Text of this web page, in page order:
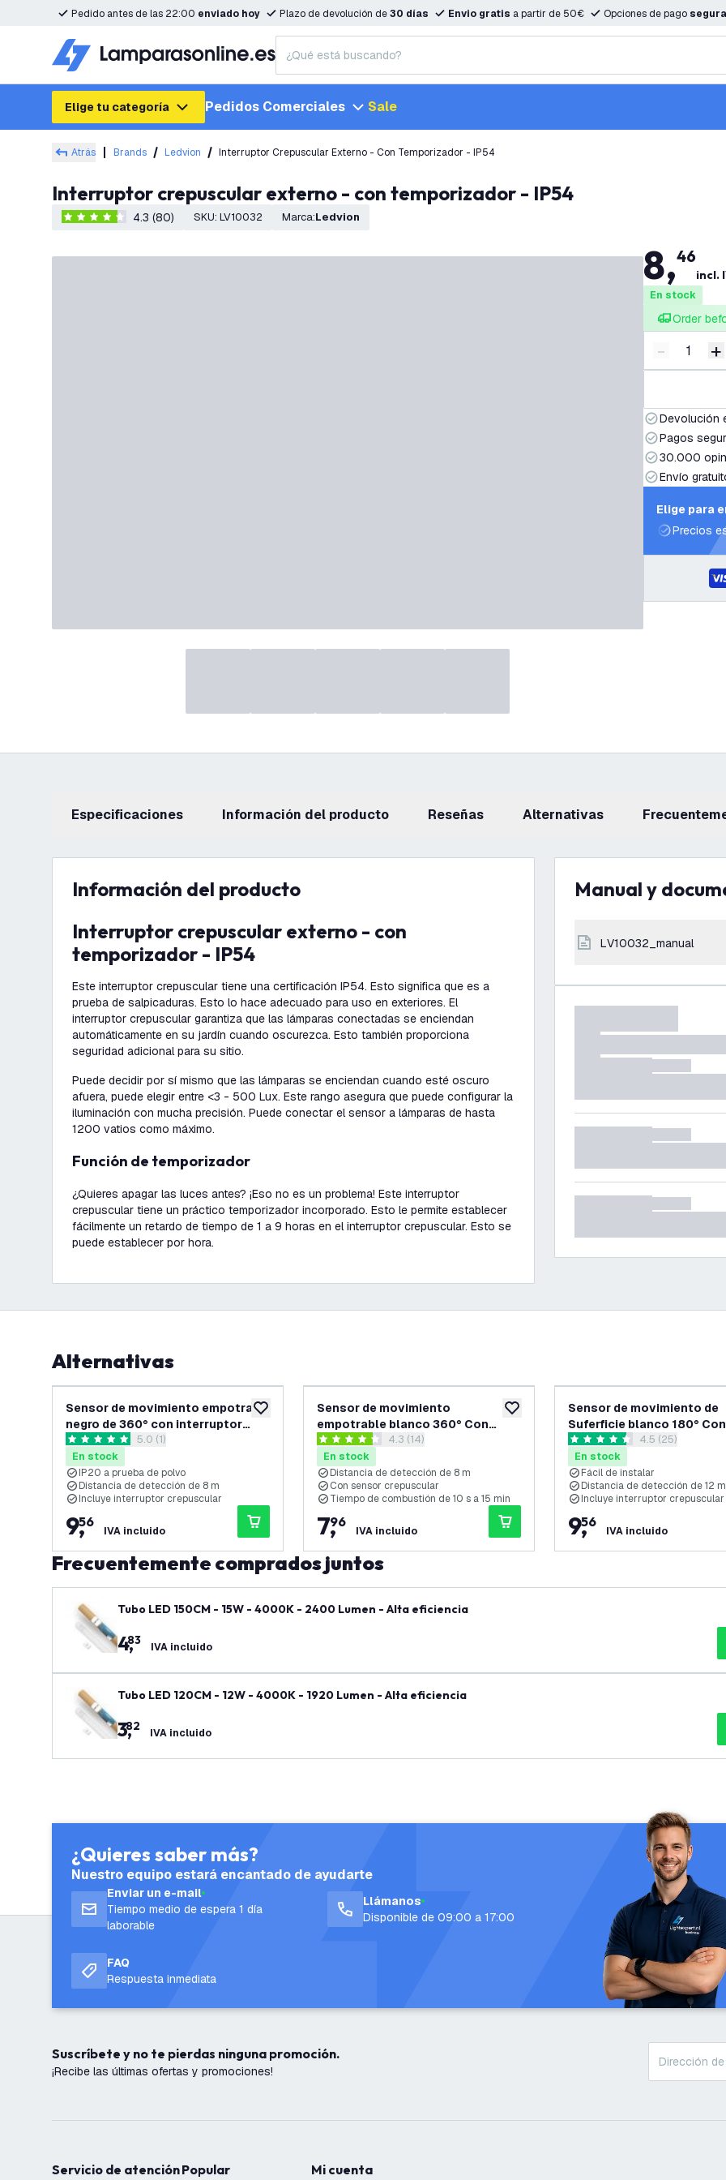
Pedido antes de las 22:00 enviado hoy Plazo de devolución de30 días Envio gratis a partir de 50€ Opciones de pago
Elige tu categoría Pedidos Comerciales Sale
Atrás Brands Ledvion Interruptor Crepuscular Externo - Con Temporizador - IP54
Interruptor crepuscular externo - con temporizador - IP54
4.3 estrellas de puntuación
4.3 (80) SKU: LV10032 Marca: Ledvion
8,46
incl.
En stock
Order
Disminuir
- +
Devolución
Pagos
30.000
Envío
Elige para
Precios
Especificaciones información del producto reseñas Alternativas
información del producto
Interruptor crepuscular externo - con
temporizador - IP54
Este interruptor crepuscular tiene una certificación IP54. Esto significa que es a
prueba de salpicaduras. Esto lo hace adecuado para uso en exteriores. El
interruptor crepuscular garantiza que las lámparas conectadas se enciendan
automáticamente en su jardín cuando oscurezca. Esto también proporciona
seguridad adicional para su sitio.
Puede decidir por sí mismo que las lámparas se enciendan cuando esté oscuro
afuera, puede elegir entre <3 - 500 Lux. Este rango asegura que puede configurar la
iluminación con mucha precisión. Puede conectar el sensor a lámparas de hasta
1200 vatios como máximo.
Función de temporizador
¿Quieres apagar las luces antes? ¡Eso no es un problema! Este interruptor
crepuscular tiene un práctico temporizador incorporado. Esto le permite establecer
fácilmente un retardo de tiempo de 1 a 9 horas en el interruptor crepuscular. Esto se
puede establecer por hora.
Manual y
LV10032_manual
Alternativas
añadir a lista de deseos
Sensor de movimiento empotrado
negro de 360° con interruptor
crepuscular de alcance de 8 m
abrir el panel de reseñas
5 estrellas de puntuación
5.0 (1)
En stock
IP20 a prueba de polvo
Distancia de detección de 8 m
Incluye interruptor crepuscular
9,
56
IVA incluido
añadir a lista de deseos
Sensor de movimiento
empotrable blanco 360° Con
interruptor crepuscular Alcance
de 8M
abrir el panel de reseñas
4.3 estrellas de puntuación
4.3 (14)
En stock
Distancia de detección de 8 m
Con sensor crepuscular
Tiempo de combustión de 10 s a 15 min
7,
96
IVA incluido
Sensor de movimiento de
Suferficie blanco 180° Con
interruptor crepuscular
de 12M
abrir el panel de
4.5 estrellas de puntuación
4.5 (25)
En stock
Fácil de instalar
Distancia de detección de 12 m
Incluye interruptor crepuscular
9,
56
IVA incluido
Frecuentemente comprados juntos
Tubo LED 150CM - 15W - 4000K - 2400 Lumen - Alta eficiencia
4,
83 IVA incluido
Tubo LED 120CM - 12W - 4000K - 1920 Lumen - Alta eficiencia
3,
82 IVA incluido
¿Quieres saber más?
Nuestro equipo estará encantado de ayudarte
Enviar un e-mail
Tiempo medio de espera 1 día
laborable
Llámanos
Disponible de 09:00 a 17:00
FAQ
Respuesta inmediata
Suscríbete y no te pierdas ninguna promoción.
¡Recibe las últimas ofertas y promociones!
Servicio de atención Popular Mi cuenta